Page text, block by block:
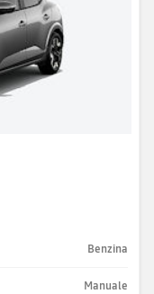
Benzina
Manuale